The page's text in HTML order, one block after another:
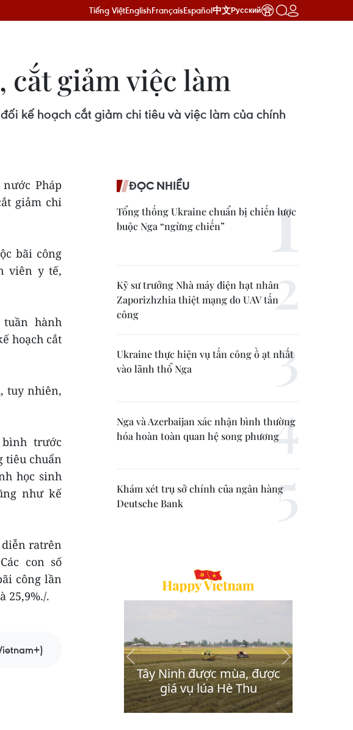
Tiếng ViệtEnglishFrançaisEspañol中文Русский
cắt giảm việc làm
kế hoạch cắt giảm chi tiêu và việc làm của chính
Pháp
giảm chi
bãi công
viên y tế,
hành
hoạch cắt
tuy nhiên,
trước
tiêu chuẩn
học sinh
như kế
diễn ratrên
con số
công lần
25,9%./.
ĐỌC NHIỀU
Tổng thống Ukraine chuẩn bị chiến lược
buộc Nga “ngừng chiến”
Kỹ sư trưởng Nhà máy điện hạt nhân
Zaporizhzhia thiệt mạng do UAV tấn
công
Ukraine thực hiện vụ tấn công ồ ạt nhất
vào lãnh thổ Nga
Nga và Azerbaijan xác nhận bình thường
hóa hoàn toàn quan hệ song phương
Khám xét trụ sở chính của ngân hàng
Deutsche Bank